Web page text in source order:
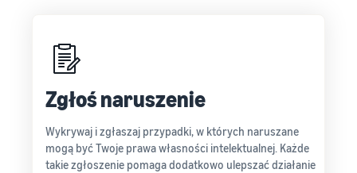
Zgłoś naruszenie
Wykrywaj i zgłaszaj przypadki, w których naruszane
mogą być Twoje prawa własności intelektualnej. Każde
takie zgłoszenie pomaga dodatkowo ulepszać działanie